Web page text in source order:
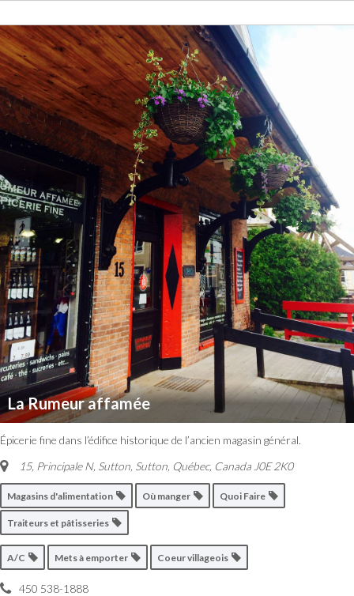
La Rumeur affamée
Épicerie fine dans l’édifice historique de l’ancien magasin général.
15, Principale N, Sutton Sutton, Québec, Canada J0E 2K0
Magasins d'alimentation Où manger Quoi Faire
Traiteurs et pâtisseries
A/C Mets à emporter Coeur villageois
450 538-1888